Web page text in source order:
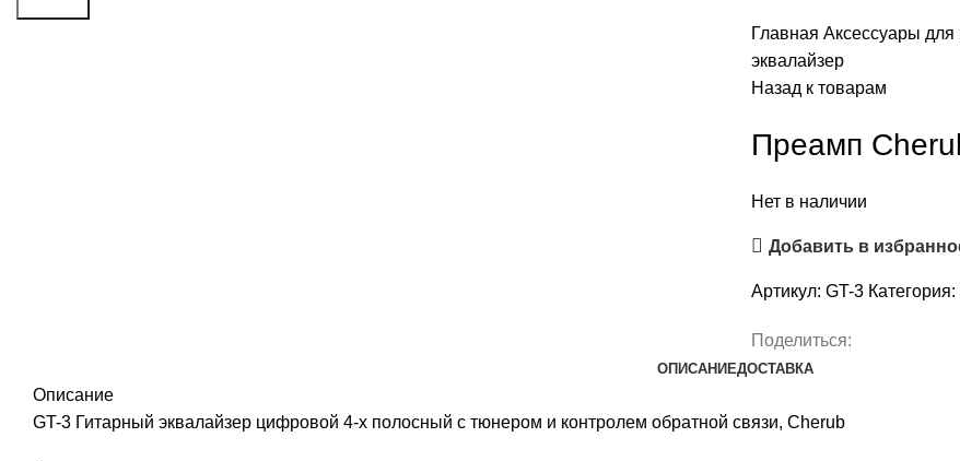
Главная Аксессуары для
эквалайзер
Назад к товарам
Преамп
Нет в наличии
Добавить в
Артикул: GT-3 Категория:
Поделиться:
ОПИСАНИЕДОСТАВКА
Описание
GT-3 Гитарный эквалайзер цифровой 4-х полосный с тюнером и контролем обратной связи, Cherub